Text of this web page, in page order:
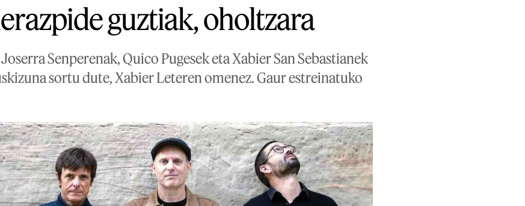
guztiak, oholtzara
Senperenak, Quico Pugesek eta Xabier San Sebastianek
sortu dute, Xabier Leteren omenez. Gaur estreinatuko